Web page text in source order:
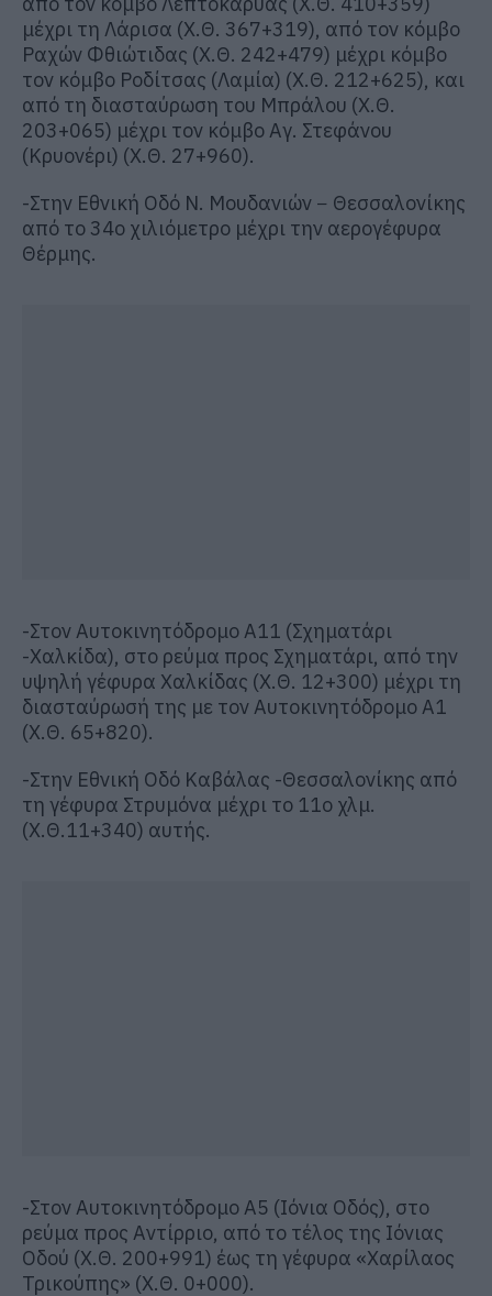
μέχρι τη Λάρισα (Χ.Θ. 367+319), από τον κόμβο
Ραχών Φθιώτιδας (Χ.Θ. 242+479) μέχρι κόμβο
τον κόμβο Ροδίτσας (Λαμία) (Χ.Θ. 212+625), και
από τη διασταύρωση του Μπράλου (Χ.Θ.
203+065) μέχρι τον κόμβο Αγ. Στεφάνου
(Κρυονέρι) (Χ.Θ. 27+960).
-Στην Εθνική Οδό Ν. Μουδανιών − Θεσσαλονίκης
από το 34ο χιλιόμετρο μέχρι την αερογέφυρα
Θέρμης.
-Στον Αυτοκινητόδρομο Α11 (Σχηματάρι
-Χαλκίδα), στο ρεύμα προς Σχηματάρι, από την
υψηλή γέφυρα Χαλκίδας (Χ.Θ. 12+300) μέχρι τη
διασταύρωσή της με τον Αυτοκινητόδρομο Α1
(Χ.Θ. 65+820).
-Στην Εθνική Οδό Καβάλας -Θεσσαλονίκης από
τη γέφυρα Στρυμόνα μέχρι το 11ο χλμ.
(Χ.Θ.11+340) αυτής.
-Στον Αυτοκινητόδρομο Α5 (Ιόνια Οδός), στο
ρεύμα προς Αντίρριο, από το τέλος της Ιόνιας
Οδού (Χ.Θ. 200+991) έως τη γέφυρα «Χαρίλαος
Τρικούπης» (Χ.Θ. 0+000).